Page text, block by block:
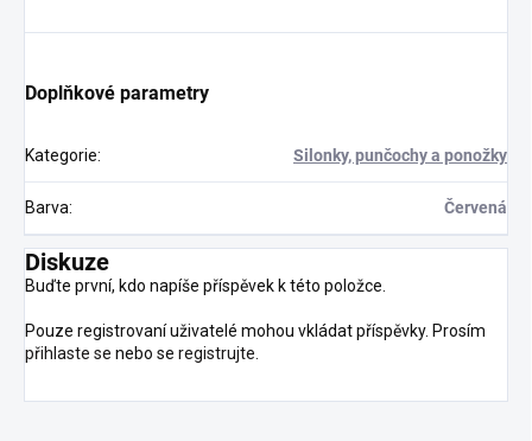
Doplňkové parametry
Kategorie: Silonky, punčochy a ponožky
Barva: Červená
Diskuze
Buďte první, kdo napíše příspěvek k této položce.
Pouze registrovaní uživatelé mohou vkládat příspěvky. Prosím
přihlaste se nebo se registrujte